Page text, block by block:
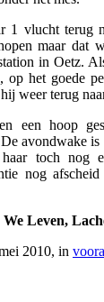
1 vlucht terug
maar dat
in Oetz.
op het goede
weer terug
een hoop
avondwake is
toch nog
nog
We Leven,
2010, in